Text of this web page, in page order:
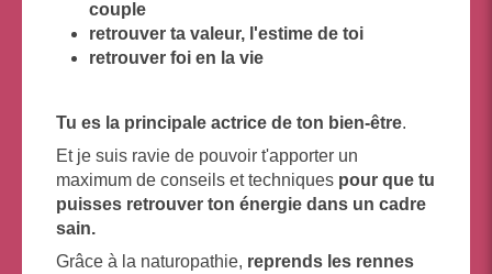
couple
retrouver ta valeur, l'estime de toi
retrouver foi en la vie
Tu es la principale actrice de ton bien-être.
Et je suis ravie de pouvoir t'apporter un
maximum de conseils et techniques pour que tu
puisses retrouver ton énergie dans un cadre
sain.
Grâce à la naturopathie, reprends les rennes